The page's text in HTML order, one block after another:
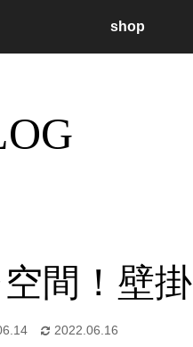
shop
間！壁
2022.06.16